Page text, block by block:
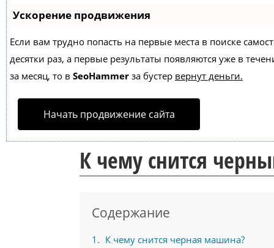
Ускорение продвижения
Если вам трудно попасть на первые места в поиске
десятки раз, а первые результаты появляются уже в
за месяц, то в SeoHammer за бустер вернут деньги.
Начать продвижение сайта
К чему снится
Содержание
1
К чему снится черная машина?